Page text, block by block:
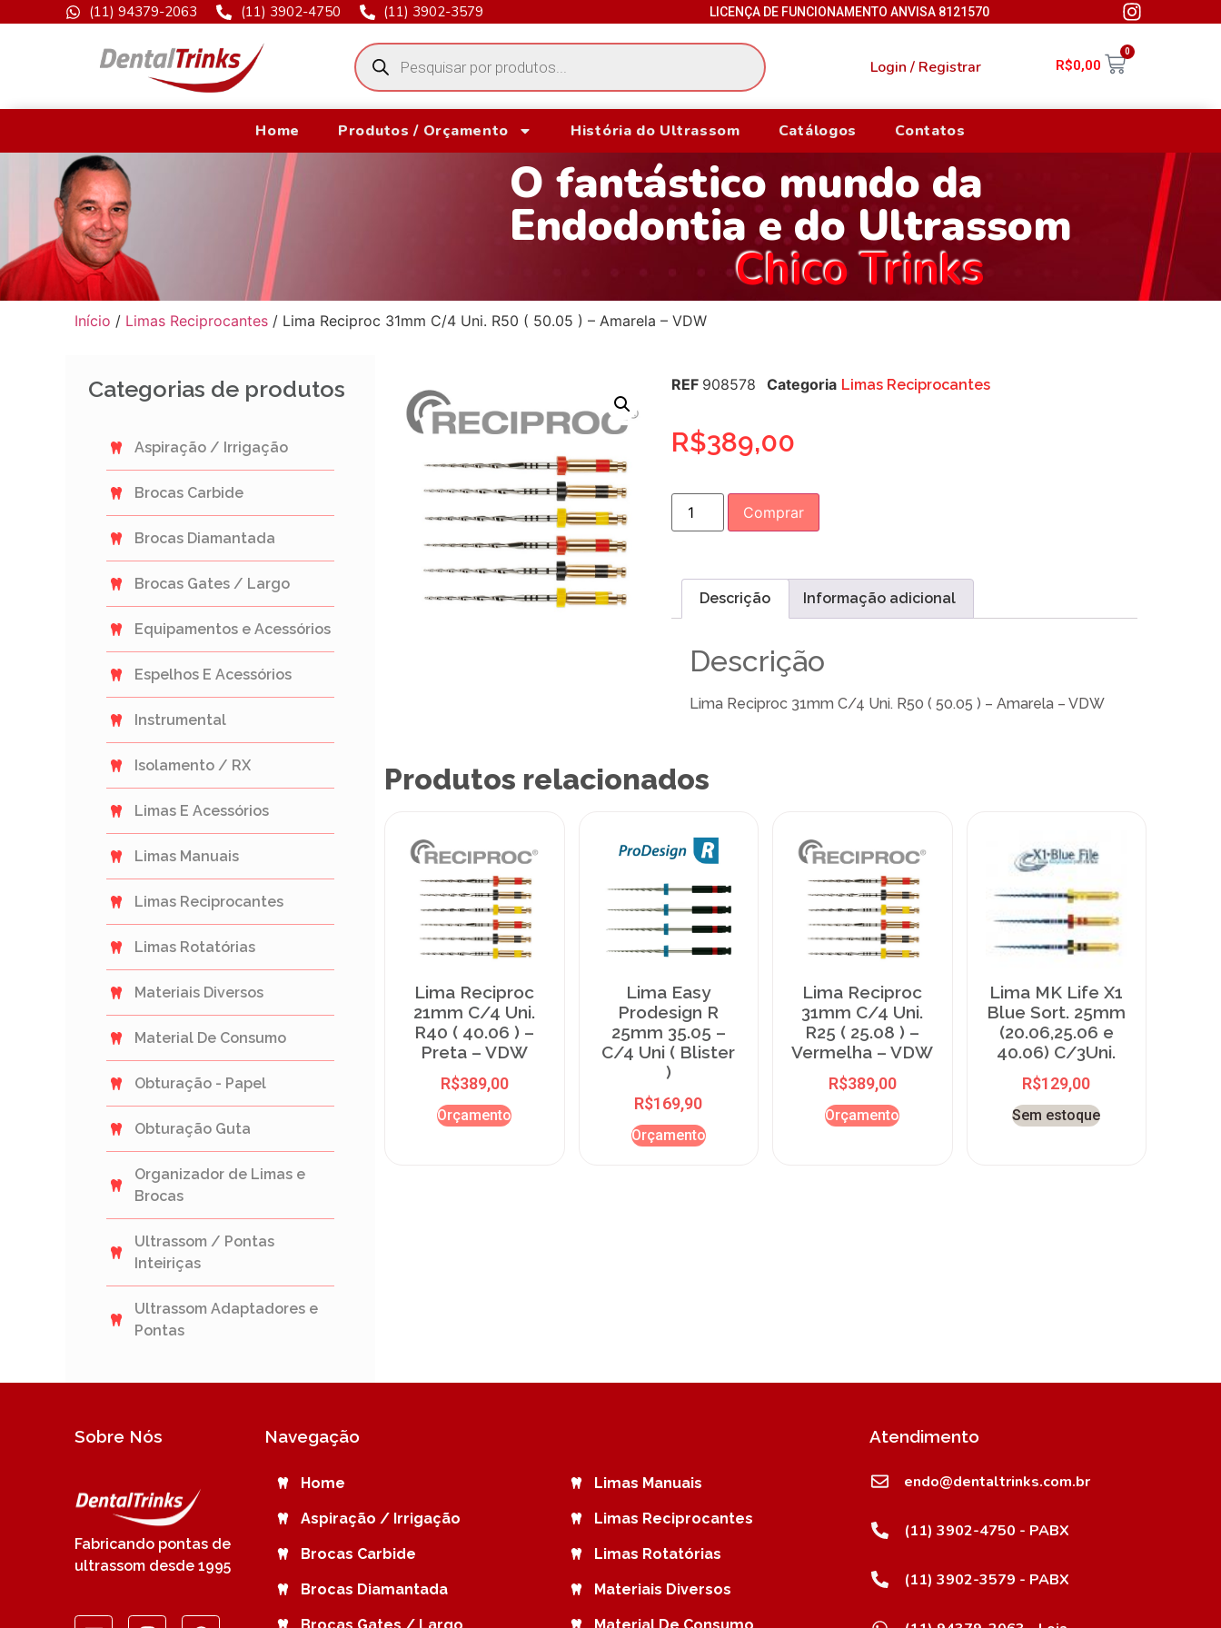
(11) 94379-2063 (11) 3902-4750 (11) 3902-3579 LICENÇA DE FUNCIONAMENTO ANVISA 8121570
Login / Registrar R$0,00
0
Home Produtos / Orçamento História do Ultrassom Catálogos Contatos
O fantástico mundo da
Endodontia e do Ultrassom
Chico Trinks
Início / Limas Reciprocantes / Lima Reciproc 31mm C/4 Uni. R50 ( 50.05 ) – Amarela – VDW
Categorias de produtos
Aspiração / Irrigação
Brocas Carbide
Brocas Diamantada
Brocas Gates / Largo
Equipamentos e Acessórios
Espelhos E Acessórios
Instrumental
Isolamento / RX
Limas E Acessórios
Limas Manuais
Limas Reciprocantes
Limas Rotatórias
Materiais Diversos
Material De Consumo
Obturação - Papel
Obturação Guta
Organizador de Limas e
Brocas
Ultrassom / Pontas
Inteiriças
Ultrassom Adaptadores e
Pontas
REF 908578 Categoria Limas Reciprocantes
R$389,00
Comprar
Descrição Informação adicional
Descrição
Lima Reciproc 31mm C/4 Uni. R50 ( 50.05 ) – Amarela – VDW
Produtos relacionados
Lima Reciproc
21mm C/4 Uni.
R40 ( 40.06 ) –
Preta – VDW
R$389,00
Orçamento
Lima Easy
Prodesign R
25mm 35.05 –
C/4 Uni ( Blister
)
R$169,90
Orçamento
Lima Reciproc
31mm C/4 Uni.
R25 ( 25.08 ) –
Vermelha – VDW
R$389,00
Orçamento
Lima MK Life X1
Blue Sort. 25mm
(20.06,25.06 e
40.06) C/3Uni.
R$129,00
Sem estoque
Sobre Nós
Fabricando pontas de
ultrassom desde 1995
Navegação
Home
Aspiração / Irrigação
Brocas Carbide
Brocas Diamantada
Limas Manuais
Limas Reciprocantes
Limas Rotatórias
Materiais Diversos
Atendimento
endo@dentaltrinks.com.br
(11) 3902-4750 - PABX
(11) 3902-3579 - PABX